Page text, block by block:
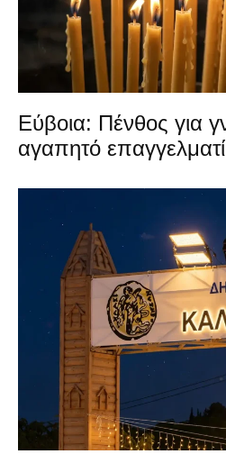
Εύβοια: Πένθος για
αγαπητό